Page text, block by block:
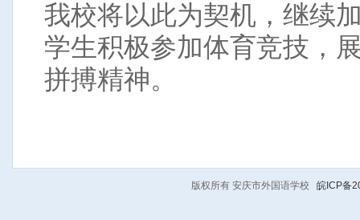
我校将以此为契机，继续
学生积极参加体育竞技，
拼搏精神。
版权所有 安庆市外国语学校 皖ICP备